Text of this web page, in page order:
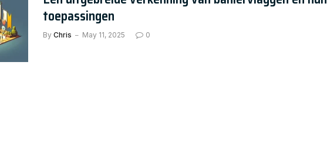
toepassingen
By Chris May 11, 2025 0